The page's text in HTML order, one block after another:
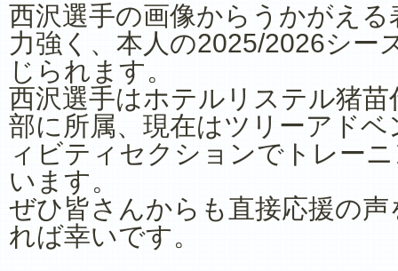
西沢選手の画像からうかがえ
力強く、本人の2025/2026シー
じられます。
西沢選手はホテルリステル猪
部に所属、現在はツリーアド
ィビティセクションでトレー
います。
ぜひ皆さんからも直接応援の
れば幸いです。